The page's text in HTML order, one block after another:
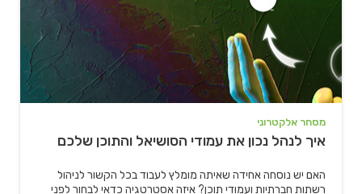
מסחר אלקטרוני
איך לנהל נכון את עמודי הסושיאל והתוכן שלכם
האם יש נוסחה אחידה שאיתה מומלץ לעבוד בכל הקשור לניהול
רשתות חברתיות ועמודי תוכן? איזה אסטרטגיה כדאי לבחור לפני